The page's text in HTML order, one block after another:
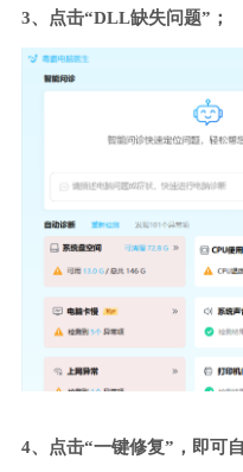
3、点击“DLL缺失问题”；
4、点击“一键修复”，即可